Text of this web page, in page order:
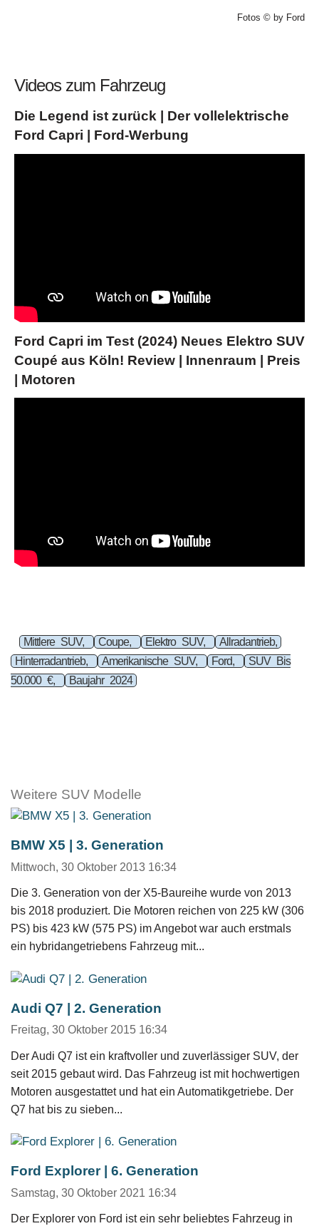
Fotos © by Ford
Videos zum Fahrzeug
Die Legend ist zurück | Der vollelektrische
Ford Capri | Ford-Werbung
Ford Capri im Test (2024) Neues Elektro SUV
Coupé aus Köln! Review | Innenraum | Preis
| Motoren
Mittlere SUV, Coupe, Elektro SUV,
Allradantrieb,
Hinterradantrieb,
Amerikanische SUV, Ford,
SUV Bis
50.000 €,
Baujahr 2024
Weitere SUV Modelle
BMW X5 | 3. Generation
Mittwoch, 30 Oktober 2013 16:34
Die 3. Generation von der X5-Baureihe wurde von 2013
bis 2018 produziert. Die Motoren reichen von 225 kW (306
PS) bis 423 kW (575 PS) im Angebot war auch erstmals
ein hybridangetriebens Fahrzeug mit...
Audi Q7 | 2. Generation
Freitag, 30 Oktober 2015 16:34
Der Audi Q7 ist ein kraftvoller und zuverlässiger SUV, der
seit 2015 gebaut wird. Das Fahrzeug ist mit hochwertigen
Motoren ausgestattet und hat ein Automatikgetriebe. Der
Q7 hat bis zu sieben...
Ford Explorer | 6. Generation
Samstag, 30 Oktober 2021 16:34
Der Explorer von Ford ist ein sehr beliebtes Fahrzeug in